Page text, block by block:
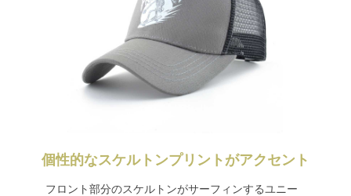
個性的なスケルトンプリントがアクセント
フロント部分のスケルトンがサーフィンするユニー